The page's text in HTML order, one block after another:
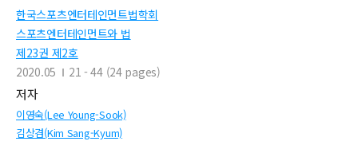
한국스포츠엔터테인먼트법학회
스포츠엔터테인먼트와 법
제23권 제2호
2020.05
21 - 44 (24 pages)
저자
이영숙(Lee Young-Sook)
김상겸(Kim Sang-Kyum)